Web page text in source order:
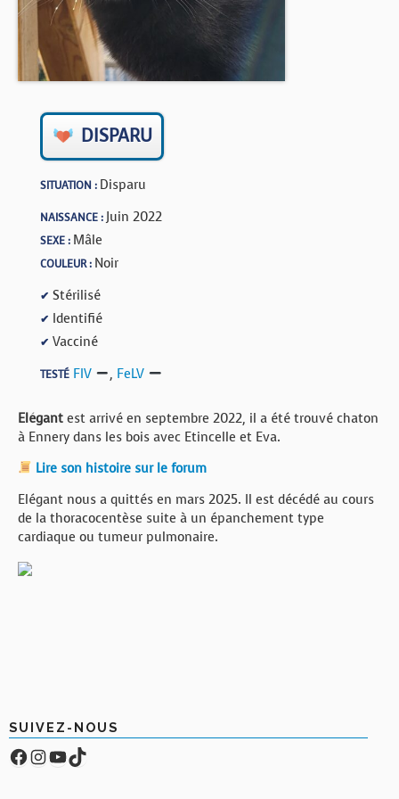
BOUTIQUE
FORUM
DISPARU
SITUATION : Disparu
NAISSANCE : Juin 2022
SEXE : Mâle
COULEUR : Noir
✔ Stérilisé
✔ Identifié
✔ Vacciné
TESTÉ FIV , FeLV
Elégant est arrivé en septembre 2022, il a été trouvé chaton
à Ennery dans les bois avec Etincelle et Eva.
Lire son histoire sur le forum
Elégant nous a quittés en mars 2025. Il est décédé au cours
de la thoracocentèse suite à un épanchement type
cardiaque ou tumeur pulmonaire.
SUIVEZ-NOUS
Facebook
Compte Instagram
YouTube
TikTok